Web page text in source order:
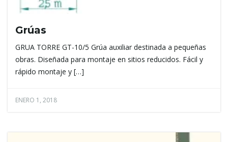
Grúas
GRUA TORRE GT-10/5 Grúa auxiliar destinada a pequeñas
obras. Diseñada para montaje en sitios reducidos. Fácil y
rápido montaje y […]
ENERO 1, 2018